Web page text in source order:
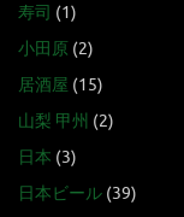
寿司 (1)
小田原 (2)
居酒屋 (15)
山梨 甲州 (2)
日本 (3)
日本ビール (39)